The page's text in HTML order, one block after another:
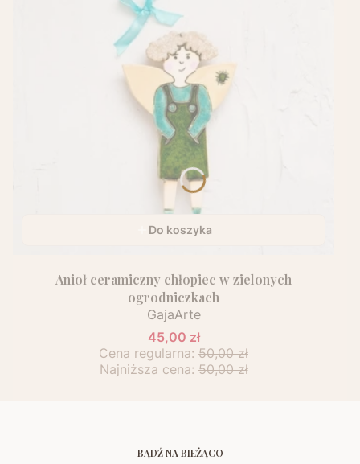
Do koszyka
Anioł ceramiczny chłopiec w zielonych
ogrodniczkach
GajaArte
45,00 zł
Cena regularna: 50,00 zł
Najniższa cena: 50,00 zł
BĄDŹ NA BIEŻĄCO